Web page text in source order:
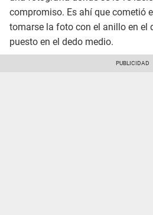
compromiso. Es ahí que cometió
tomarse la foto con el anillo en el
puesto en el dedo medio.